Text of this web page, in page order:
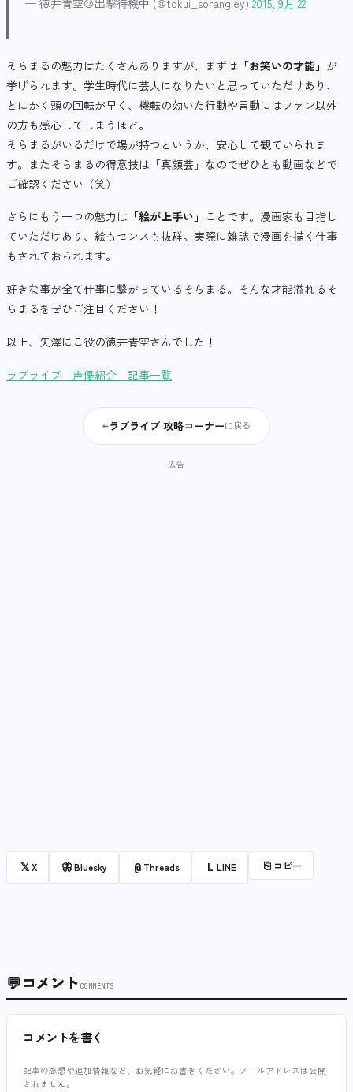
そらまるの魅力はたくさんありますが、まずは 「お笑いの才能」 が
挙げられます。学生時代に芸人になりたいと思っていただけあり、
とにかく頭の回転が早く、機転の効いた行動や言動にはファン以外
の方も感心してしまうほど。
そらまるがいるだけで場が持つというか、安心して観ていられま
す。またそらまるの得意技は「真顔芸」なのでぜひとも動画などで
ご確認ください（笑）
さらにもう一つの魅力は 「絵が上手い」 ことです。漫画家も目指し
ていただけあり、絵もセンスも抜群。実際に雑誌で漫画を描く仕事
もされておられます。
好きな事が全て仕事に繋がっているそらまる。そんな才能溢れるそ
らまるをぜひご注目ください！
以上、矢澤にこ役の徳井青空さんでした！
ラブライブ 声優紹介 記事一覧
←ラブライブ 攻略コーナーに戻る
𝕏X 🦋Bluesky @ Threads L LINE ⎘ コピー
💬コメント COMMENTS
コメントを書く
記事の感想や追加情報など、お気軽にお書きください。メールアドレスは公開
されません。